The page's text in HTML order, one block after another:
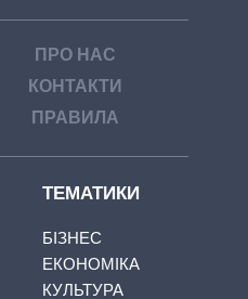
ПРО НАС
КОНТАКТИ
ПРАВИЛА
ТЕМАТИКИ
БІЗНЕС
ЕКОНОМІКА
КУЛЬТУРА